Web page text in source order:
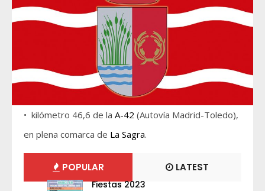
• kilómetro 46,6 de la A-42 (Autovía Madrid-Toledo),
en plena comarca de La Sagra.
POPULAR LATEST
Fiestas 2023